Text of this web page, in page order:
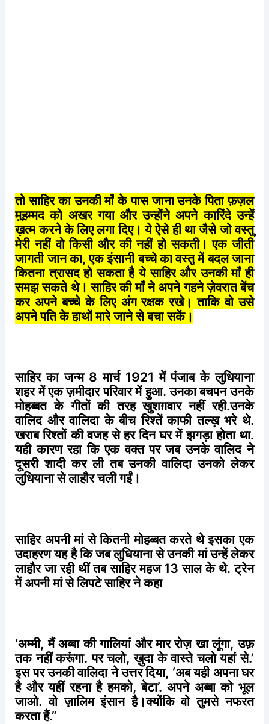
तो साहिर का उनकी माँ के पास जाना उनके पिता फ़ज़ल
मुहम्मद को अखर गया और उन्होंने अपने कारिंदे उन्हें
ख़त्म करने के लिए लगा दिए। ये ऐसे ही था जैसे जो वस्तु
मेरी नहीं वो किसी और की नहीं हो सकती। एक जीती
जागती जान का,एक इंसानी बच्चे का वस्तु में बदल जाना
कितना त्रासद हो सकता है ये साहिर और उनकी माँ ही
समझ सकते थे। साहिरकीमाँ ने अपने गहनेज़ेवरातबेंच
कर अपने बच्चे के लिए अंग रक्षक रखे। ताकि वो उसे
अपने पति के हाथों मारे जाने से बचा सकें।
साहिर का जन्म8मार्च1921में पंजाब के लुधियाना
शहर में एक ज़मीदार परिवार में हुआ.उनका बचपन उनके
मोहब्बत के गीतों की तरह खुशग़वार नहीं रही.उनके
वालिद और वालिदा के बीच रिश्तें काफी तल्ख़ भरे थे.
खराब रिश्तों की वजह से हर दिन घर में झगड़ा होता था.
यही कारण रहा कि एक वक्त पर जब उनके वालिद ने
दूसरी शादी कर ली तब उनकी वालिदा उनको लेकर
लुधियानासेलाहौरचलीगईं।
साहिर अपनी मां से कितनी मोहब्बत करते थे इसका एक
उदाहरणयहहैकिजबलुधियानासेउनकीमांउन्हेंलेकर
लाहौर जा रही थीं तब साहिर महज13साल के थे.ट्रेन
मेंअपनीमांसेलिपटेसाहिरनेकहा
‘अम्मी,मैं अब्बा की गालियां और मार रोज़ खा लूंगा,उफ़
तक नहीं करूंगा.पर चलो,ख़ुदा के वास्ते चलो यहां से.’
इस पर उनकी वालिदा ने उत्तर दिया, ‘अब यही अपना घर
है और यहीं रहना है हमको,बेटा’.अपने अब्बा को भूल
जाओ.वो ज़ालिम इंसान है।क्योंकि वो तुमसे नफरत
करताहैं.”